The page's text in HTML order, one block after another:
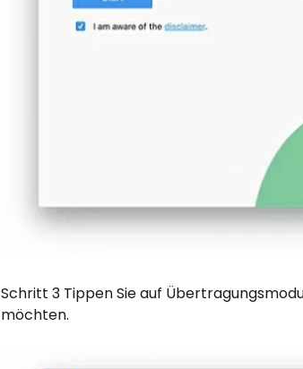
Schritt 3 Tippen Sie auf
möchten.